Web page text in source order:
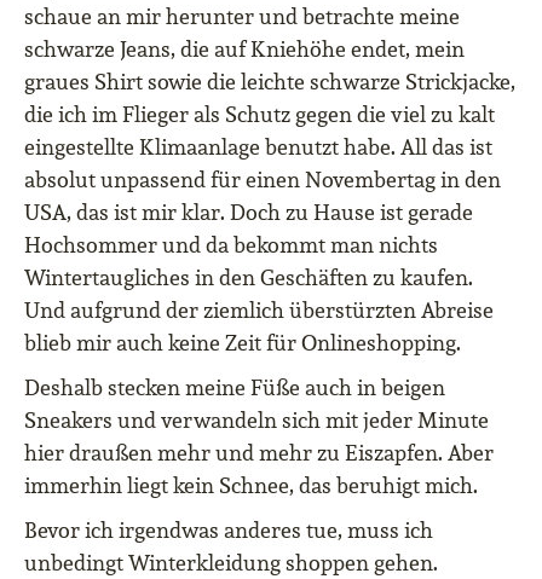
schaue an mir herunter und betrachte meine
schwarze Jeans, die auf Kniehöhe endet, mein
graues Shirt sowie die leichte schwarze Strickjacke,
die ich im Flieger als Schutz gegen die viel zu kalt
eingestellte Klimaanlage benutzt habe. All das ist
absolut unpassend für einen Novembertag in den
USA, das ist mir klar. Doch zu Hause ist gerade
Hochsommer und da bekommt man nichts
Wintertaugliches in den Geschäften zu kaufen.
Und aufgrund der ziemlich überstürzten Abreise
blieb mir auch keine Zeit für Onlineshopping.
Deshalb stecken meine Füße auch in beigen
Sneakers und verwandeln sich mit jeder Minute
hier draußen mehr und mehr zu Eiszapfen. Aber
immerhin liegt kein Schnee, das beruhigt mich.
Bevor ich irgendwas anderes tue, muss ich
unbedingt Winterkleidung shoppen gehen.